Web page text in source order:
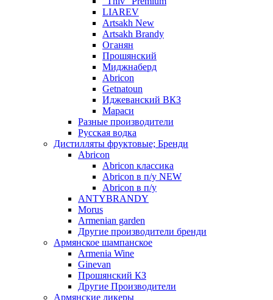
LIAREV
Artsakh New
Artsakh Brandy
Оганян
Прошянский
Миджнаберд
Abricon
Getnatoun
Иджеванский ВКЗ
Мараси
Разные производители
Русская водка
Дистилляты фруктовые; Бренди
Abricon
Abricon классика
Abricon в п/у NEW
Abricon в п/у
ANTYBRANDY
Morus
Armenian garden
Другие производители бренди
Армянское шампанское
Armenia Wine
Ginevan
Прошянский КЗ
Другие Производители
Армянские ликеры